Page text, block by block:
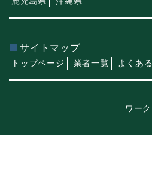
サイトマップ
トップページ 業者一覧 よくあ
ワー